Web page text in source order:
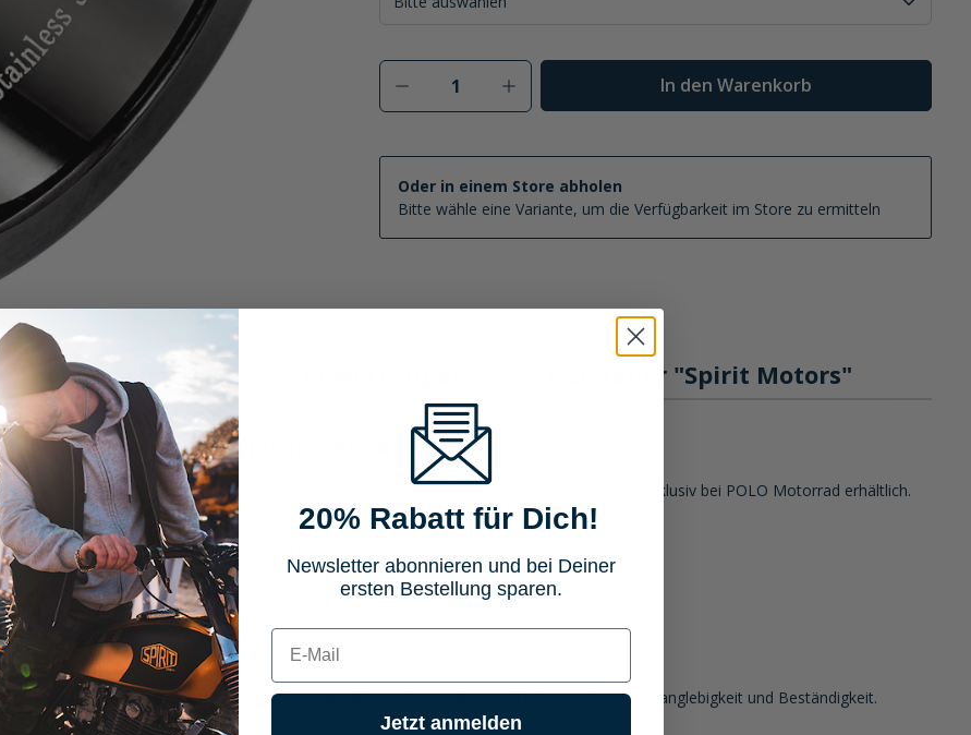
Produkt Anzahl: Gib den gewünschten Wert ein
In den Warenkorb
Oder in einem Store abholen
Bitte wähle eine Variante, um die Verfügbarkeit im Store zu ermitteln
Eigenschaften Hersteller "Spirit Motors"
Spiralring Motorradbekleidung
Verarbeitung aus Chirurgenstahl. Er vereint stilvolles Design und robusten Schutz. Exklusiv bei POLO Motorrad erhältlich.
der Ring antiallergische Eigenschaften und ist extrem langlebig.
Design, das Deinen individuellen Stil unterstreicht.
und 22 mm, für eine perfekte Passform an jedem Finger.
hohen Tragekomfort, ohne Druckstellen zu verursachen.
Einflüssen problemlos stand, für eine einfache Pflege.
Chirurgenstahl. Dieses Material ist nicht nur antiallergisch, sondern auch bekannt für seine Langlebigkeit und Beständigkeit.
20% Rabatt für Dich!
Newsletter abonnieren und bei Deiner
ersten Bestellung sparen.
E-mail
Jetzt anmelden